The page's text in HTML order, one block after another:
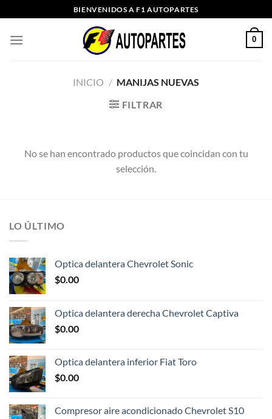
al
contenido
BIENVENIDOS A F1 AUTOPARTES
0
INICIO / MANIJAS NUEVAS
FILTRAR
No se han encontrado productos que coincidan con tu
selección.
LO ÚLTIMO
Optica delantera Chevrolet Sonic
$0.00
Optica delantera derecha Chevrolet Captiva
$0.00
Optica delantera inferior Fiat Toro
$0.00
Compresor aire acondicionado Chevrolet S10